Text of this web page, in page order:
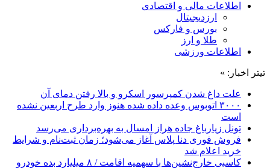
اطلاعات مالی و اقتصادی
ارزدیجیتال
بورس و فارکس
طلا و ارز
اطلاعات ورزشی
تیتر اخبار: »
علت داغ شدن کمپرسور اسکرو و بالا رفتن دمای آن
۳۰۰۰ اتوبوس وعده داده شده هنوز وارد طرح اربعین نشده
است
تونل زیارباغ جاده هراز امسال به بهره‌برداری می‌رسد
فروش فوری دنا پلاس آغاز می‌شود؛ زمان ثبت‌نام و شرایط
خرید اعلام شد
کاسبی خارج‌نشین‌ها با سهمیه اقامت / ۸ میلیارد بده خودرو